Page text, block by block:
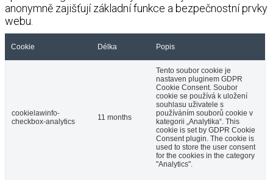
anonymně zajišťují základní funkce a bezpečnostní prvky
webu.
Cookie Délka Popis
cookielawinfo-
checkbox-analytics
11 months
Tento soubor cookie je
nastaven pluginem GDPR
Cookie Consent. Soubor
cookie se používá k uložení
souhlasu uživatele s
používáním souborů cookie v
kategorii „Analytika“. This
cookie is set by GDPR Cookie
Consent plugin. The cookie is
used to store the user consent
for the cookies in the category
"Analytics".